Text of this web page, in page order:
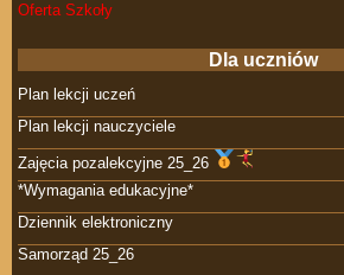
Oferta Szkoły
Dla uczniów
Plan lekcji uczeń
Plan lekcji nauczyciele
Zajęcia pozalekcyjne 25_26
*Wymagania edukacyjne*
Dziennik elektroniczny
Samorząd 25_26